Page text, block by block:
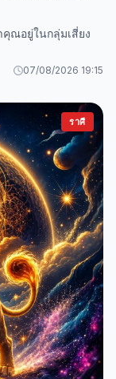
ณอยู่ในกลุ่มเสี่ยง
07/08/2026 19:15
ราศี